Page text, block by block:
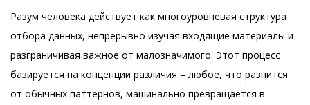
Разум человека действует как многоуровневая структура
отбора данных, непрерывно изучая входящие материалы и
разграничивая важное от малозначимого. Этот процесс
базируется на концепции различия – любое, что разнится
от обычных паттернов, машинально превращается в